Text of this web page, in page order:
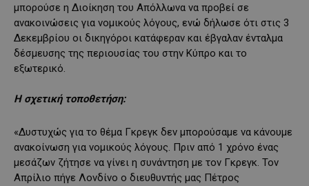
μπορούσε η Διοίκηση του Απόλλωνα να προβεί σε
ανακοινώσεις για νομικούς λόγους, ενώ δήλωσε ότι στις 3
Δεκεμβρίου οι δικηγόροι κατάφεραν και έβγαλαν ένταλμα
δέσμευσης της περιουσίας του στην Κύπρο και το
εξωτερικό.
Η σχετική τοποθετήση:
«Δυστυχώς για το θέμα Γκρεγκ δεν μπορούσαμε να κάνουμε
ανακοίνωση για νομικούς λόγους. Πριν από 1 χρόνο ένας
μεσάζων ζήτησε να γίνει η συνάντηση με τον Γκρεγκ. Τον
Απρίλιο πήγε Λονδίνο ο διευθυντής μας Πέτρος